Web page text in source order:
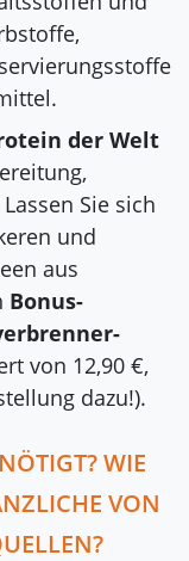
der Welt
Sie sich
und
aus
Bonus-
von 12,90 €,
dazu!).
WIE
VON